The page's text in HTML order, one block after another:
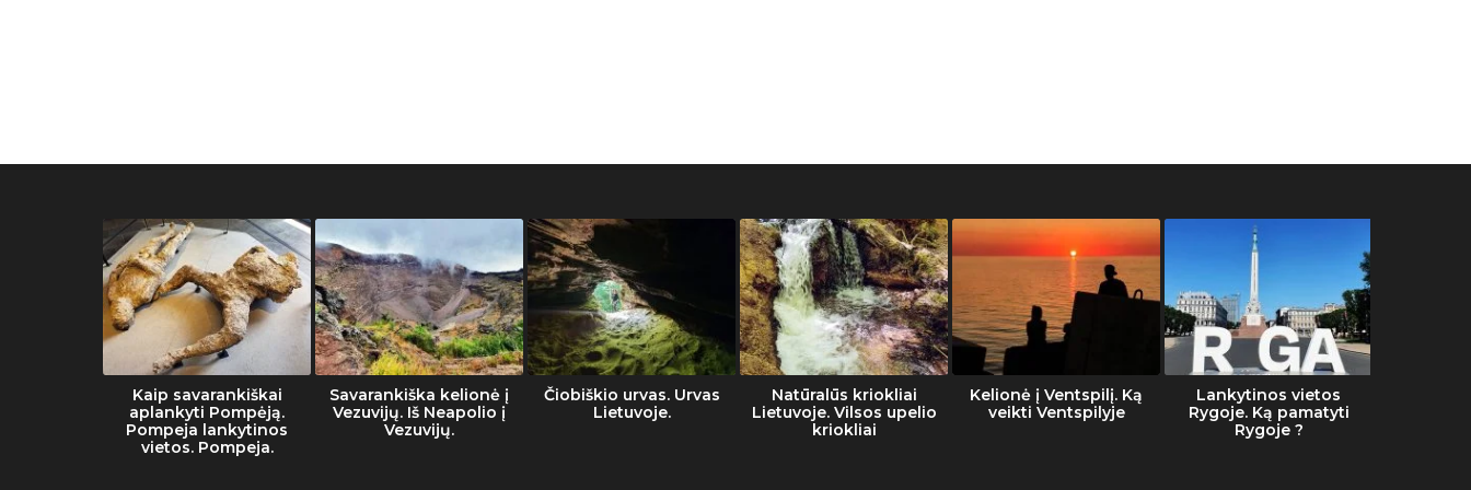
Kaip savarankiškai
aplankyti Pompėją.
Pompeja lankytinos
vietos. Pompeja.
Savarankiška kelionė į
Vezuvijų. Iš Neapolio į
Vezuvijų.
Čiobiškio urvas. Urvas
Lietuvoje.
Natūralūs kriokliai
Lietuvoje. Vilsos upelio
kriokliai
Kelionė į Ventspilį. Ką
veikti Ventspilyje
Lankytinos vietos
Rygoje. Ką pamatyti
Rygoje ?